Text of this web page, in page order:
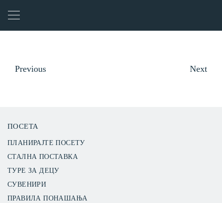
Previous Next
ПОСЕТА
ПЛАНИРАЈТЕ ПОСЕТУ
СТАЛНА ПОСТАВКА
ТУРЕ ЗА ДЕЦУ
СУВЕНИРИ
ПРАВИЛА ПОНАШАЊА